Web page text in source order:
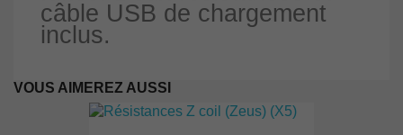
câble USB de chargement
inclus.
VOUS AIMEREZ AUSSI